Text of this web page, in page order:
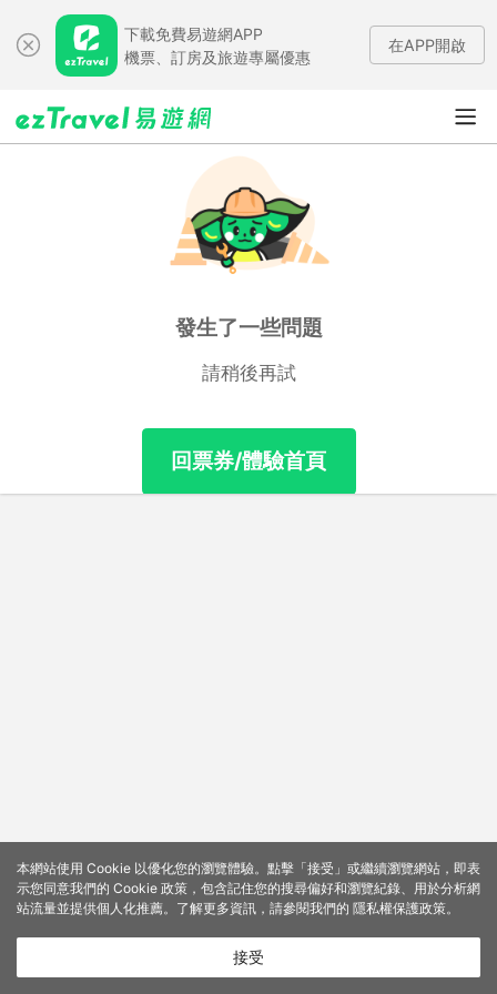
下載免費易遊網APP
機票、訂房及旅遊專屬優惠
在APP開啟
發生了一些問題
請稍後再試
回票券/體驗首頁
本網站使用 Cookie 以優化您的瀏覽體驗。點擊「接受」或繼續瀏覽網站，即表
示您同意我們的 Cookie 政策，包含記住您的搜尋偏好和瀏覽紀錄、用於分析網
站流量並提供個人化推薦。了解更多資訊，請參閱我們的 隱私權保護政策。
接受